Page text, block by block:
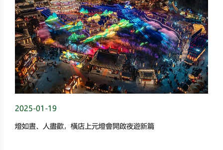
2025-01-19
燈如晝、人盡歡，橫店上元燈會開啟夜遊新篇